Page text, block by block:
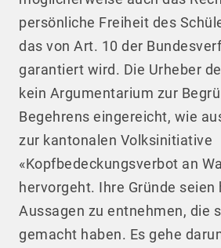
persönliche Freiheit des
das von Art. 10 der
garantiert wird. Die Urheber
kein Argumentarium zur
Begehrens eingereicht, wie
zur kantonalen Volksinitiative
«Kopfbedeckungsverbot an
hervorgeht. Ihre Gründe seien
Aussagen zu entnehmen, die
gemacht haben. Es gehe